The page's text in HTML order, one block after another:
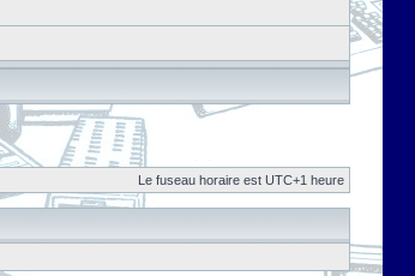
Le fuseau horaire est UTC+1 heure